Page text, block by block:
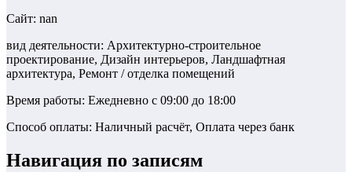
Сайт: nan
вид деятельности: Архитектурно-строительное
проектирование, Дизайн интерьеров, Ландшафтная
архитектура, Ремонт / отделка помещений
Время работы: Ежедневно с 09:00 до 18:00
Способ оплаты: Наличный расчёт, Оплата через банк
Навигация по записям